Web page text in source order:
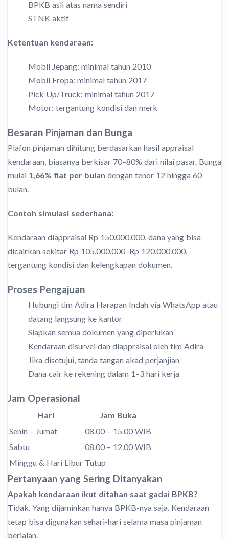
BPKB asli atas nama sendiri
STNK aktif
Ketentuan kendaraan:
Mobil Jepang: minimal tahun 2010
Mobil Eropa: minimal tahun 2017
Pick Up/Truck: minimal tahun 2017
Motor: tergantung kondisi dan merk
Besaran Pinjaman dan Bunga
Plafon pinjaman dihitung berdasarkan hasil appraisal
kendaraan, biasanya berkisar 70–80% dari nilai pasar. Bunga
mulai 1,66% flat per bulan dengan tenor 12 hingga 60
bulan.
Contoh simulasi sederhana:
Kendaraan diappraisal Rp 150.000.000, dana yang bisa
dicairkan sekitar Rp 105.000.000–Rp 120.000.000,
tergantung kondisi dan kelengkapan dokumen.
Proses Pengajuan
Hubungi tim Adira Harapan Indah via WhatsApp atau
datang langsung ke kantor
Siapkan semua dokumen yang diperlukan
Kendaraan disurvei dan diappraisal oleh tim Adira
Jika disetujui, tanda tangan akad perjanjian
Dana cair ke rekening dalam 1–3 hari kerja
Jam Operasional
Hari
Jam Buka
Senin – Jumat
08.00 – 15.00 WIB
Sabtu
08.00 – 12.00 WIB
Minggu & Hari Libur Tutup
Pertanyaan yang Sering Ditanyakan
Apakah kendaraan ikut ditahan saat gadai BPKB?
Tidak. Yang dijaminkan hanya BPKB-nya saja. Kendaraan
tetap bisa digunakan sehari-hari selama masa pinjaman
berjalan.